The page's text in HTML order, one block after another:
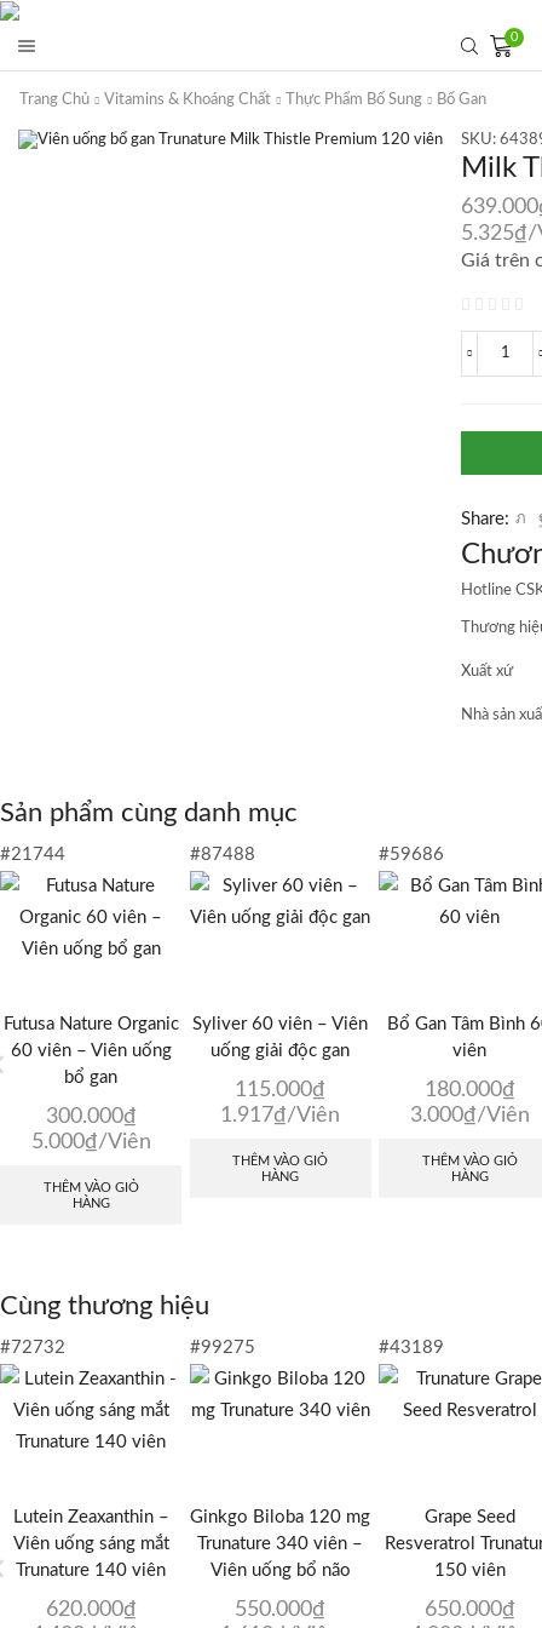
0
Trang Chủ Vitamins & Khoáng Chất Thực Phẩm Bổ Sung Bổ Gan
SKU:
Milk
639.000
5.325₫/
Giá trên
Milk
-
uống
gan
120
viên
lượng
Share:
Hotline
Thương
Xuất xứ
Nhà sản
Sản phẩm cùng danh mục
#21744
Futusa Nature Organic
60 viên – Viên uống
bổ gan
300.000₫
5.000₫/Viên
THÊM VÀO GIỎ
HÀNG
#87488
Syliver 60 viên – Viên
uống giải độc gan
115.000₫
1.917₫/Viên
THÊM VÀO GIỎ
HÀNG
#59686
Bổ Gan Tâm Bình
viên
180.000₫
3.000₫/Viên
THÊM VÀO GIỎ
HÀNG
Cùng thương hiệu
#72732
Lutein Zeaxanthin –
Viên uống sáng mắt
Trunature 140 viên
620.000₫
#99275
Ginkgo Biloba 120 mg
Trunature 340 viên –
Viên uống bổ não
550.000₫
#43189
Grape Seed
Resveratrol
150 viên
650.000₫